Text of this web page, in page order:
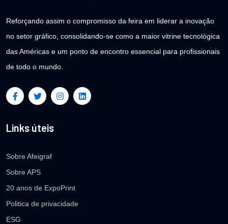
Reforçando assim o compromisso da feira em liderar a inovação
no setor gráfico, consolidando-se como a maior vitrine tecnológica
das Américas e um ponto de encontro essencial para profissionais
de todo o mundo.
Links úteis
Sobre Afeigraf
Sobre APS
20 anos de ExpoPrint
Politica de privacidade
ESG